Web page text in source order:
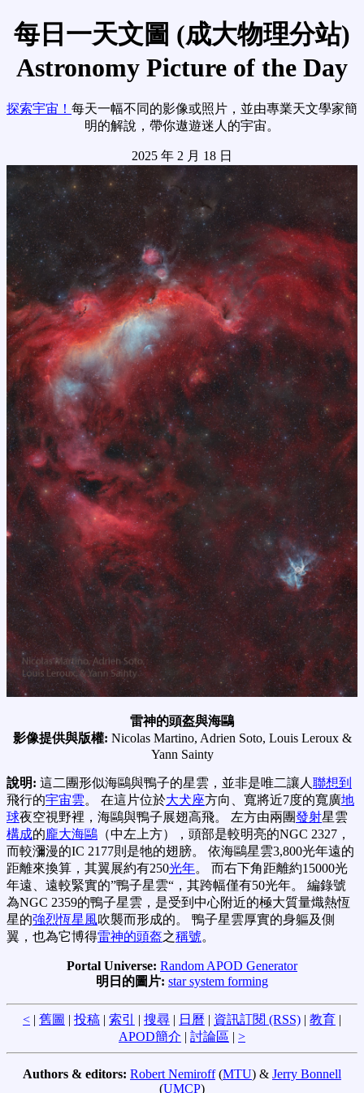
每日一天文圖 (成大物理分站)
Astronomy Picture of the Day
探索宇宙！ 每天一幅不同的影像或照片，並由專業天文學家簡
明的解說，帶你遨遊迷人的宇宙。
2025 年 2 月 18 日
雷神的頭盔與海鷗
影像提供與版權: Nicolas Martino, Adrien Soto, Louis Leroux &
Yann Sainty
說明: 這二團形似海鷗與鴨子的星雲，並非是唯二讓人 聯想到
飛行的宇宙雲。 在這片位於大犬座方向、寬將近7度的寬廣地
球夜空視野裡，海鷗與鴨子展翅高飛。 左方由兩團發射星雲
構成的龐大海鷗 （中左上方），頭部是較明亮的NGC 2327，
而較瀰漫的IC 2177則是牠的翅膀。 依海鷗星雲3,800光年遠的
距離來換算，其翼展約有250光年。 而右下角距離約15000光
年遠、遠較緊實的”鴨子星雲“，其跨幅僅有50光年。 編錄號
為NGC 2359的鴨子星雲，是受到中心附近的極大質量熾熱恆
星的強烈恆星風吹襲而形成的。 鴨子星雲厚實的身軀及側
翼，也為它博得雷神的頭盔之稱號。
Portal Universe: Random APOD Generator
明日的圖片: star system forming
< | 舊圖 | 投稿 | 索引 | 搜尋 | 日曆 | 資訊訂閱 (RSS) | 教育 |
APOD簡介 | 討論區 | >
Authors & editors: Robert Nemiroff(MTU) & Jerry Bonnell
(UMCP)